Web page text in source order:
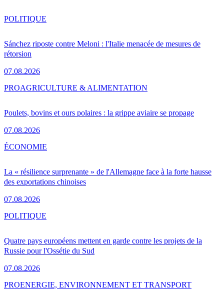
Sánchez riposte contre Meloni : l'Italie menacée de mesures de
rétorsion
07.08.2026
POLITIQUE
Poulets, bovins et ours polaires : la grippe aviaire se propage
07.08.2026
PROAGRICULTURE & ALIMENTATION
La « résilience surprenante » de l'Allemagne face à la forte hausse
des exportations chinoises
07.08.2026
ÉCONOMIE
Quatre pays européens mettent en garde contre les projets de la
Russie pour l'Ossétie du Sud
07.08.2026
POLITIQUE
PROENERGIE, ENVIRONNEMENT ET TRANSPORT